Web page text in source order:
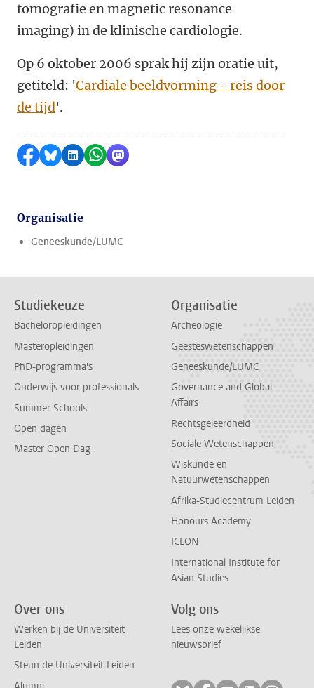
tomografie en magnetic resonance
imaging) in de klinische cardiologie.
Op 6 oktober 2006 sprak hij zijn oratie uit,
getiteld: 'Cardiale beeldvorming - reis door
de tijd'.
Delen op Facebook
Delen via Bluesky
Delen op LinkedIn
Delen via WhatsApp
Delen via Mastodon
Organisatie
Geneeskunde/LUMC
Studiekeuze
Bacheloropleidingen
Masteropleidingen
PhD-programma's
Onderwijs voor professionals
Summer Schools
Open dagen
Master Open Dag
Organisatie
Archeologie
Geesteswetenschappen
Geneeskunde/LUMC
Governance and Global
Affairs
Rechtsgeleerdheid
Sociale Wetenschappen
Wiskunde en
Natuurwetenschappen
Afrika-Studiecentrum Leiden
Honours Academy
ICLON
International Institute for
Asian Studies
Over ons
Werken bij de Universiteit
Leiden
Steun de Universiteit Leiden
Volg ons
Lees onze wekelijkse
nieuwsbrief